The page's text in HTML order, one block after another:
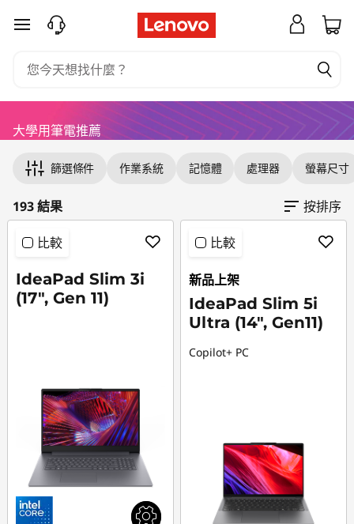
我
的
最
大
學
筆
記
跳至主要內容
大學用筆電推薦
篩選條件 作業系統 記憶體 處理器 螢幕尺寸
193 結果 按排序
比較
IdeaPad Slim 3i
(17", Gen 11)
比較
新品上架
IdeaPad Slim 5i
Ultra (14", Gen11)
Copilot+ PC